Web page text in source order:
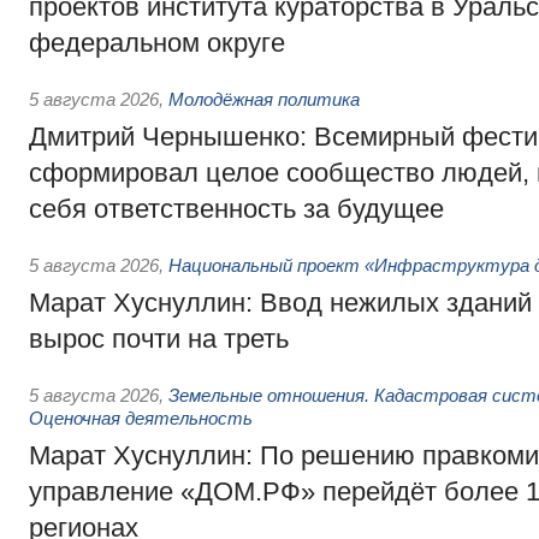
проектов института кураторства в
федеральном округе
5 августа 2026, Молодёжная политика
Дмитрий Чернышенко: Всемирный
сформировал целое сообщество людей,
себя ответственность за будущее
5 августа 2026, Национальный проект «Инфраструктура
Марат Хуснуллин: Ввод нежилых зданий
вырос почти на треть
5 августа 2026, Земельные отношения. Кадастровая
Оценочная деятельность
Марат Хуснуллин: По решению
управление «ДОМ.РФ» перейдёт более
регионах